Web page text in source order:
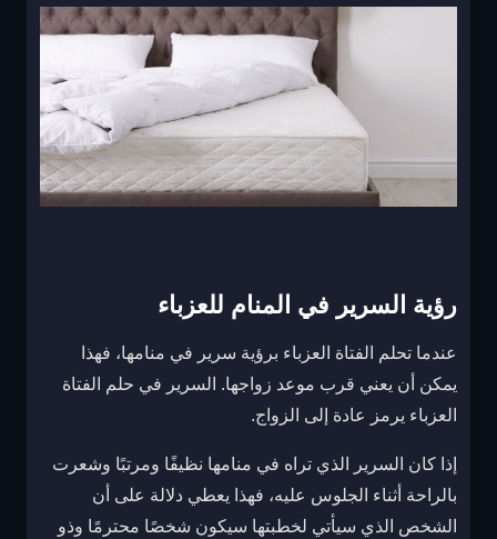
رؤية السرير في المنام للعزباء
عندما تحلم الفتاة العزباء برؤية سرير في منامها، فهذا
يمكن أن يعني قرب موعد زواجها. السرير في حلم الفتاة
العزباء يرمز عادة إلى الزواج.
إذا كان السرير الذي تراه في منامها نظيفًا ومرتبًا وشعرت
بالراحة أثناء الجلوس عليه، فهذا يعطي دلالة على أن
الشخص الذي سيأتي لخطبتها سيكون شخصًا محترمًا وذو